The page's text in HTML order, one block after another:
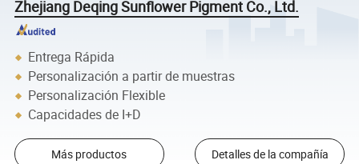
Zhejiang Deqing Sunflower Pigment Co., Ltd.
Entrega Rápida
Personalización a partir de muestras
Personalización Flexible
Capacidades de I+D
Más productos Detalles de la compañía